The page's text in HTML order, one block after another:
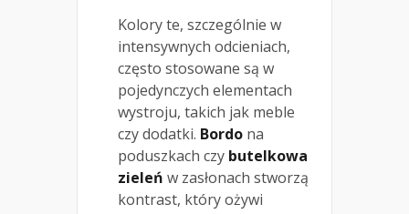
Kolory te, szczególnie w
intensywnych odcieniach,
często stosowane są w
pojedynczych elementach
wystroju, takich jak meble
czy dodatki. Bordo na
poduszkach czy butelkowa
zieleń w zasłonach stworzą
kontrast, który ożywi